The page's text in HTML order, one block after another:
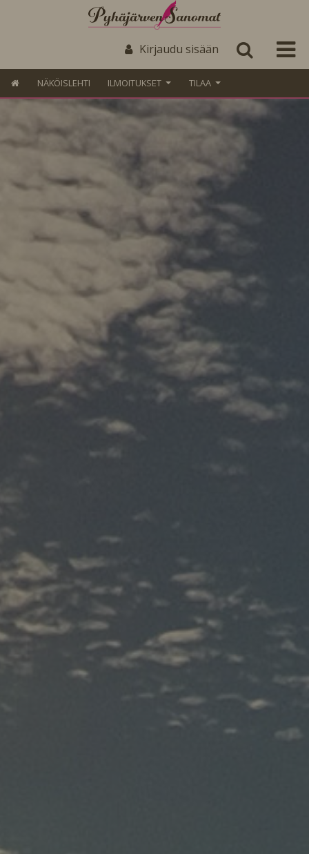
Kirjaudu sisään
NÄKÖISLEHTI ILMOITUKSET TILAA